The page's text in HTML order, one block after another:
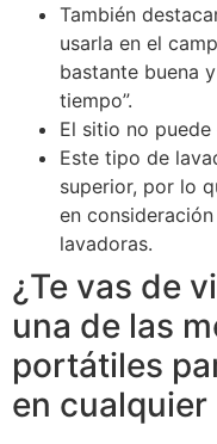
También
usarla en el
bastante buena
tiempo”.
El sitio no
Este tipo de
superior, por lo
en
lavadoras.
¿Te vas de
una de las
portátiles
en